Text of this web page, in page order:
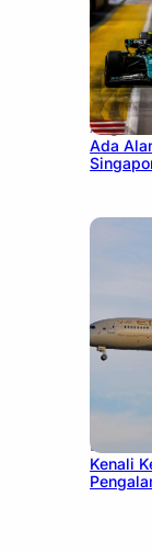
August
Ada
Kenali